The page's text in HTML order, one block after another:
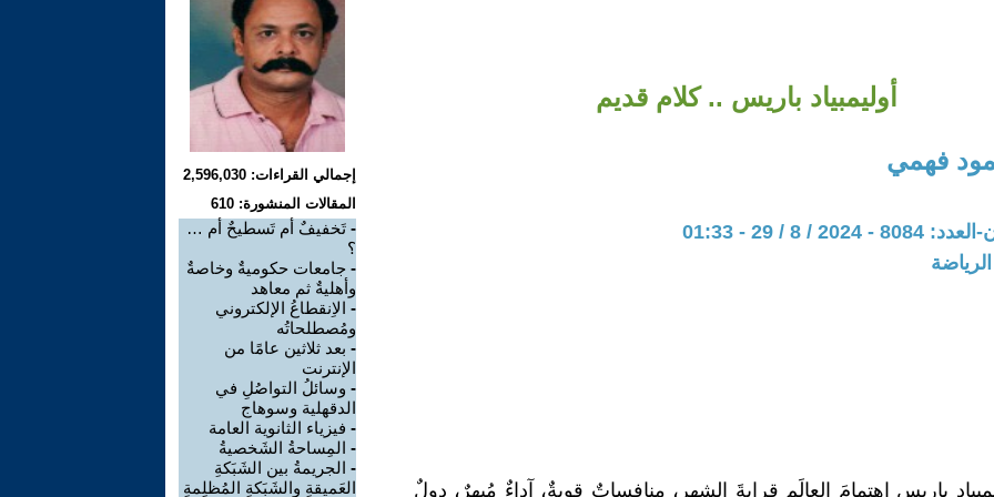
أوليمبياد باريس .. كلام قديم
فهمي
/ 8 / 29 - 01:33
باريس اِهتمامَ العالَمِ قرابةَ الشهر، منافساتٌ قويةٌ، آداءٌ مُبهرٌ، دولٌ
إجمالي القراءات: 2,596,030
المقالات المنشورة: 610
- تَخفيفٌ أم تَسطيحٌ أم …
؟
- جامعات حكوميةٌ وخاصةٌ
وأهليةٌ ثم معاهد
- الاِنقطاعُ الإلكتروني
ومُصطلحاتُه
- بعد ثلاثين عامًا من
الإنترنت
- وسائلُ التواصُلِ في
الدقهلية وسوهاج
- فيزياء الثانوية العامة
- المِساحةُ الشَخصيةُ
- الجريمةُ بين الشَبَكةِ
العَميقةِ والشَبَكةِ المُظلِمةِ